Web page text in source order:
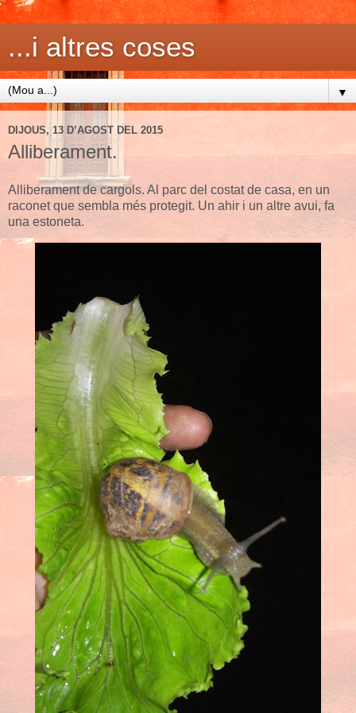
...i altres coses
▼
DIJOUS, 13 D’AGOST DEL 2015
Alliberament.
Alliberament de cargols. Al parc del costat de casa, en un
raconet que sembla més protegit. Un ahir i un altre avui, fa
una estoneta.